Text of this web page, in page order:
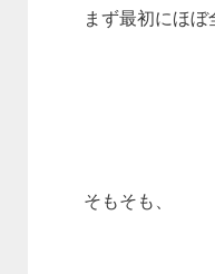
まず最初にほぼ
そもそも、